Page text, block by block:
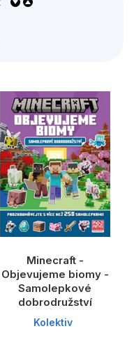
Minecraft -
Objevujeme biomy -
Samolepkové
dobrodružství
Kolektiv